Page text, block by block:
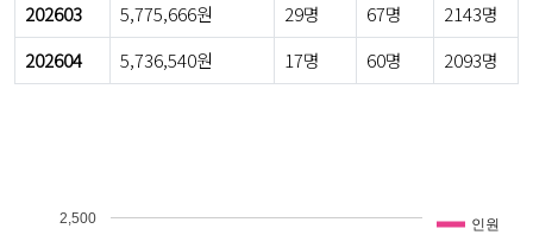
202603
5,775,666원 29명 67명
2143명
202604
5,736,540원 17명 60명 2093명
인원
2,500